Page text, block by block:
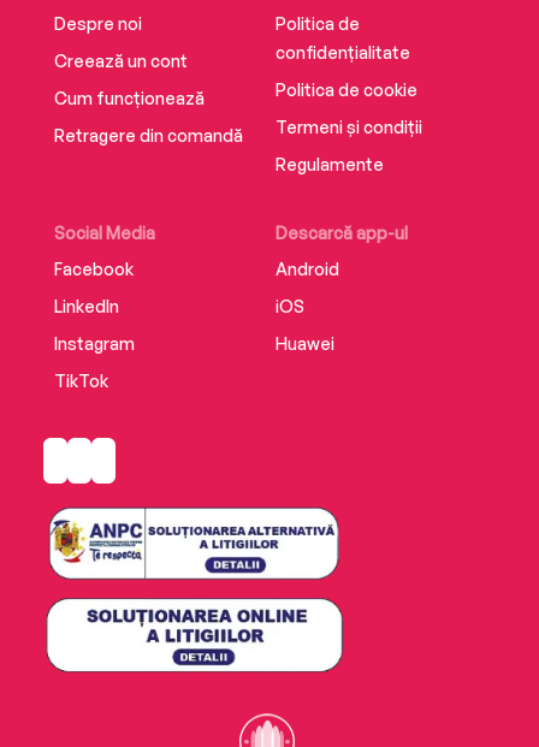
Despre noi
Creează un cont
Cum funcționează
Retragere din comandă
Social Media
Facebook
LinkedIn
Instagram
TikTok
Descarcă app-ul
Android
iOS
Huawei
Politica de
confidențialitate
Politica de cookie
Termeni și condiții
Regulamente